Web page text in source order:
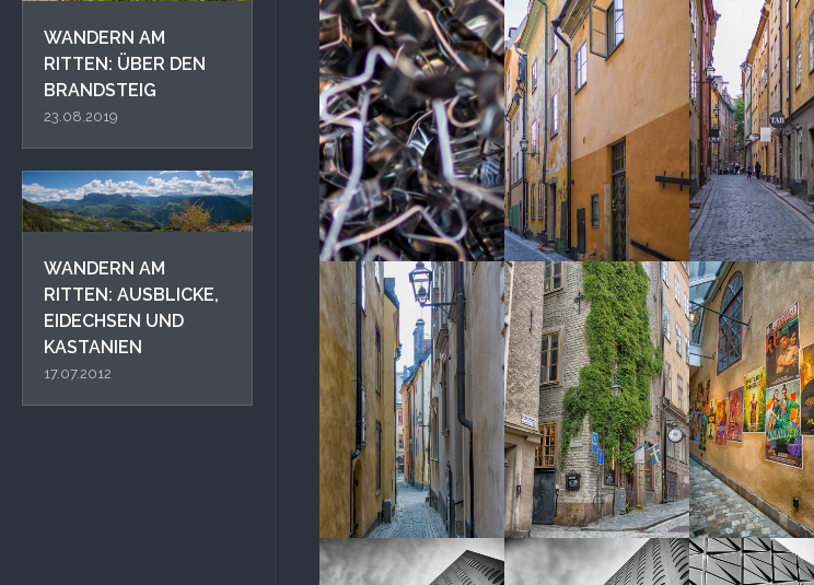
WANDERN AM
RITTEN: ÜBER DEN
BRANDSTEIG
23.08.2019
WANDERN AM
RITTEN: AUSBLICKE,
EIDECHSEN UND
KASTANIEN
17.07.2012